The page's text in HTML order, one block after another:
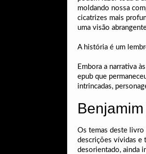
moldando nossa
cicatrizes mais
uma visão
A história é um
Embora a narrativa
epub que
intrincadas,
Os temas deste livro
descrições vívidas e
desorientado, ainda